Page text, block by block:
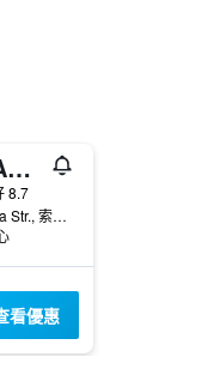
Martinez Aparthotel
8.7
39, Republicanska Str., 索佐波爾, 保加利亞
看優惠